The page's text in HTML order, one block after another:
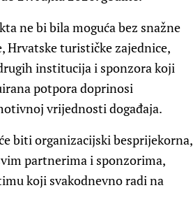
ne bi bila moguća bez snažne
Hrvatske turističke zajednice,
institucija i sponzora koji
potpora doprinosi
vrijednosti događaja.
biti organizacijski besprijekorna,
partnerima i sponzorima,
koji svakodnevno radi na